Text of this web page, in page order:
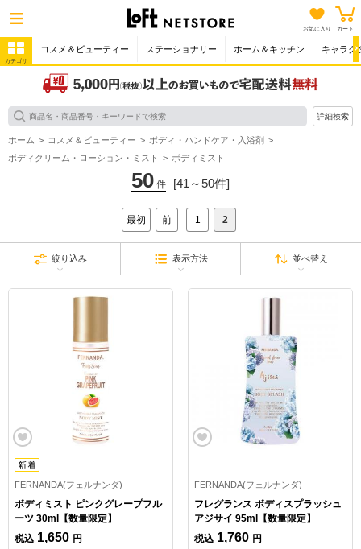
お気に入り カート
カテゴリ
コスメ＆ビューティー ステーショナリー ホーム＆キッチン キャラク
詳細検索
ホーム コスメ＆ビューティー
ボディ・ハンドケア・入浴剤
ボディクリーム・ローション・ミスト
ボディミスト
50 件 [41～50件]
最初 前 1 2
絞り込み 表示方法 並べ替え
FERNANDA(フェルナンダ)
ボディミスト ピンクグレープフル
ーツ 30ml【数量限定】
税込 1,650 円
FERNANDA(フェルナンダ)
フレグランス ボディスプラッシュ
アジサイ 95ml【数量限定】
税込 1,760 円